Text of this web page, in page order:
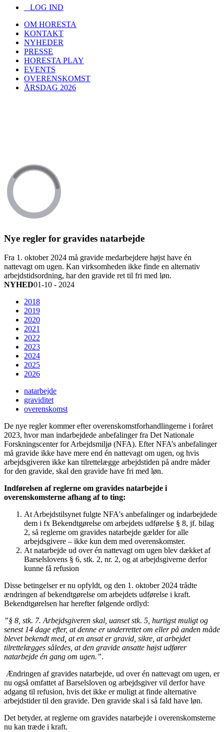
LOG IND
OM HORESTA
KONTAKT
NYHEDER
PRESSE
HORESTA PLAY
EVENTS
OVERENSKOMST
ÅRSDAG 2026
Nye regler for gravides natarbejde
Fra 1. oktober 2024 må gravide medarbejdere højst have én
nattevagt om ugen. Kan virksomheden ikke finde en alternativ
arbejdstidsordning, har den gravide ret til fri med løn.
NYHED01-10 - 2024
2018
2019
2020
2021
2022
2023
2024
2025
2026
natarbejde
graviditet
overenskomst
De nye regler kommer efter overenskomstforhandlingerne i foråret
2023, hvor man indarbejdede anbefalinger fra Det Nationale
Forskningscenter for Arbejdsmiljø (NFA). Efter NFA’s anbefalinger
må gravide ikke have mere end én nattevagt om ugen, og hvis
arbejdsgiveren ikke kan tilrettelægge arbejdstiden på andre måder
for den gravide, skal den gravide have fri med løn.
Indførelsen af reglerne om gravides natarbejde i
overenskomsterne afhang af to ting:
At Arbejdstilsynet fulgte NFA's anbefalinger og indarbejdede
dem i fx Bekendtgørelse om arbejdets udførelse § 8, jf. bilag
2, så reglerne om gravides natarbejde gælder for alle
arbejdsgivere – ikke kun dem med overenskomster.
At natarbejde ud over én nattevagt om ugen blev dækket af
Barselslovens § 6, stk. 2, nr. 2, og at arbejdsgiverne derfor
kunne få refusion
Disse betingelser er nu opfyldt, og den 1. oktober 2024 trådte
ændringen af bekendtgørelse om arbejdets udførelse i kraft.
Bekendtgørelsen har herefter følgende ordlyd:
”§ 8, stk. 7. Arbejdsgiveren skal, uanset stk. 5, hurtigst muligt og
senest 14 dage efter, at denne er underrettet om eller på anden måde
blevet bekendt med, at en ansat er gravid, sikre, at arbejdet
tilrettelægges således, at den gravide ansatte højst udfører
natarbejde én gang om ugen.”.
Ændringen af gravides natarbejde, ud over én nattevagt om ugen, er
nu også omfattet af Barselsloven og arbejdsgiver vil derfor have
adgang til refusion, hvis det ikke er muligt at finde alternative
arbejdstider til den gravide. Den gravide skal i så fald have løn.
Det betyder, at reglerne om gravides natarbejde i overenskomsterne
nu kan træde i kraft.